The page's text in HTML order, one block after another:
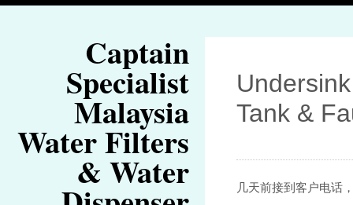
Captain
Specialist
Malaysia
Water Filters
& Water
Tank &
几天前接到客户电话